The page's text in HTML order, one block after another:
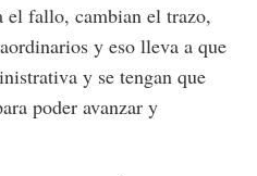
el fallo, cambian el trazo,
y eso lleva a que
y se tengan que
poder avanzar y